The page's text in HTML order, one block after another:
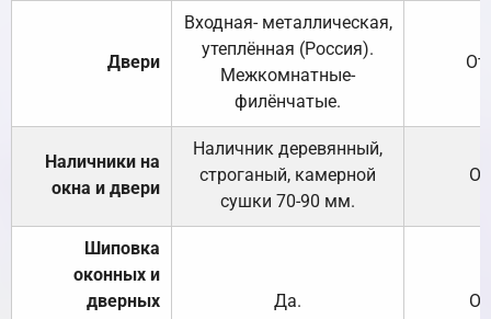
Двери
Входная- металлическая,
утеплённая (Россия).
Межкомнатные-
филёнчатые.
Наличники на
окна и двери
Наличник деревянный,
строганый, камерной
сушки 70-90 мм.
Шиповка
оконных и
дверных
Да.